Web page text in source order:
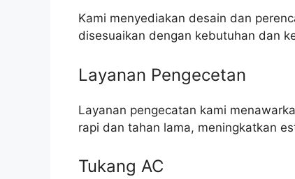
Kami menyediakan desain dan
disesuaikan dengan kebutuhan dan
Layanan Pengecetan
Layanan pengecatan kami
rapi dan tahan lama, meningkatkan
Tukang AC